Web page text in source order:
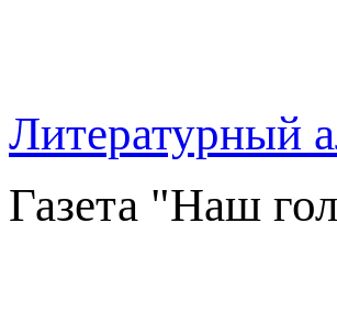
Литературный
Газета "Наш